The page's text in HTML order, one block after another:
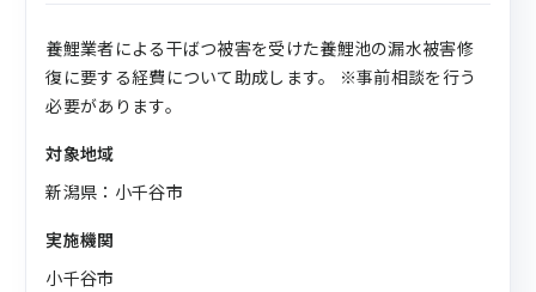
養鯉業者による干ばつ被害を受けた養鯉池の漏水被害修
復に要する経費について助成します。 ※事前相談を行う
必要があります。
対象地域
新潟県：小千谷市
実施機関
小千谷市